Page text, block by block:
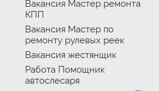
Вакансия Мастер ремонта
КПП
Вакансия Мастер по
ремонту рулевых реек
Вакансия жестянщик
Работа Помощник
автослесаря